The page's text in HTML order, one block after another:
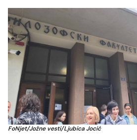
FoNjet/Jožne vesti/Ljubica Jocić